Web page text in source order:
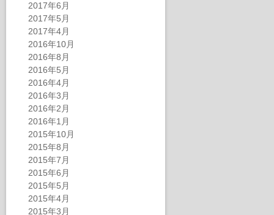
2017年6月
2017年5月
2017年4月
2016年10月
2016年8月
2016年5月
2016年4月
2016年3月
2016年2月
2016年1月
2015年10月
2015年8月
2015年7月
2015年6月
2015年5月
2015年4月
2015年3月